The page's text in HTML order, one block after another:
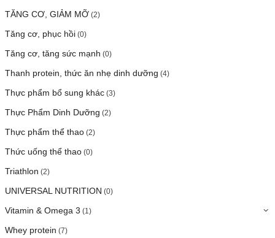
TĂNG CƠ, GIẢM MỠ (2)
Tăng cơ, phục hồi (0)
Tăng cơ, tăng sức mạnh (0)
Thanh protein, thức ăn nhẹ dinh dưỡng (4)
Thực phẩm bổ sung khác (3)
Thực Phẩm Dinh Dưỡng (2)
Thực phẩm thể thao (2)
Thức uống thể thao (0)
Triathlon (2)
UNIVERSAL NUTRITION (0)
Vitamin & Omega 3 (1)
Whey protein (7)